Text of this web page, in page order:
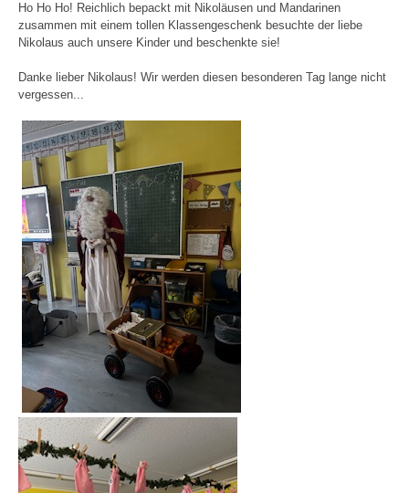
Ho Ho Ho! Reichlich bepackt mit Nikoläusen und Mandarinen
zusammen mit einem tollen Klassengeschenk besuchte der liebe
Nikolaus auch unsere Kinder und beschenkte sie!
Danke lieber Nikolaus! Wir werden diesen besonderen Tag lange nicht
vergessen...